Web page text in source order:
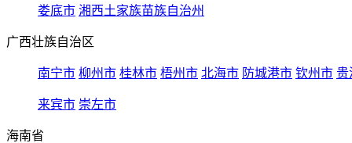
娄底市 湘西土家族苗族自治州
广西壮族自治区
南宁市 柳州市 桂林市 梧州市 北海市 防城港市 钦州市 贵
来宾市 崇左市
海南省